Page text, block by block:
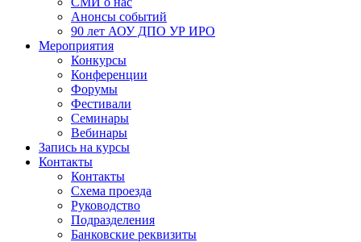
Анонсы событий
90 лет АОУ ДПО УР ИРО
Мероприятия
Конкурсы
Конференции
Форумы
Фестивали
Семинары
Вебинары
Запись на курсы
Контакты
Контакты
Схема проезда
Руководство
Подразделения
Банковские реквизиты